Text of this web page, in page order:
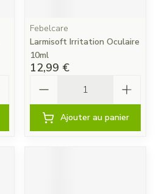
Febelcare
Larmisoft Irritation Oculaire
10ml
12,99 €
Ajouter au panier